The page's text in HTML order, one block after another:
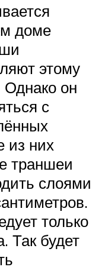
доме
этому
он
с
из них
траншеи
слоями
только
Так будет